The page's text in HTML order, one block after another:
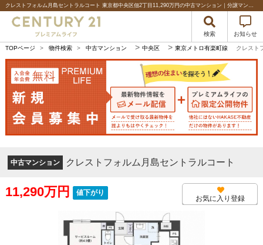
クレストフォルム月島セントラルコート 東京都中央区佃2丁目11,290万円の中古マンション｜分譲マンション情報｜センチュリー21プレミアムライフ
検索 お知らせ
TOPページ > 物件検索 > 中古マンション > 中央区 > 東京メトロ有楽町線 クレスト
中古マンション クレストフォルム月島セントラルコート
11,290万円 値下がり
お気に入り登録